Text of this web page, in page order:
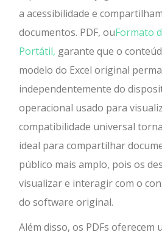
a acessibilidade e
documentos. PDF, ouFormato
Portátil, garante que o
modelo do Excel original
independentemente do
operacional usado para
compatibilidade universal
ideal para compartilhar
público mais amplo, pois os
visualizar e interagir com o
do software original.
Além disso, os PDFs oferecem